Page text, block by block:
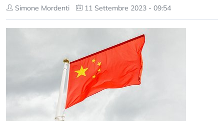
Simone Mordenti 11 Settembre 2023 - 09:54